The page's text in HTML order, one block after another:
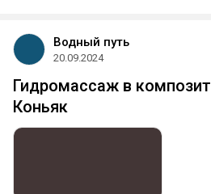
Водный путь
20.09.2024
Гидромассаж в
Коньяк